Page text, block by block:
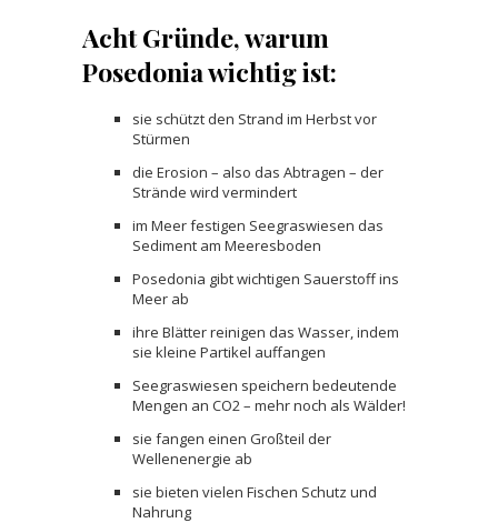
Acht Gründe, warum
Posedonia wichtig ist:
sie schützt den Strand im Herbst vor
Stürmen
die Erosion – also das Abtragen – der
Strände wird vermindert
im Meer festigen Seegraswiesen das
Sediment am Meeresboden
Posedonia gibt wichtigen Sauerstoff ins
Meer ab
ihre Blätter reinigen das Wasser, indem
sie kleine Partikel auffangen
Seegraswiesen speichern bedeutende
Mengen an CO2 – mehr noch als Wälder!
sie fangen einen Großteil der
Wellenenergie ab
sie bieten vielen Fischen Schutz und
Nahrung